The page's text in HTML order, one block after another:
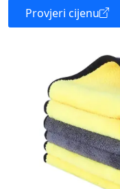
Provjeri cijenu